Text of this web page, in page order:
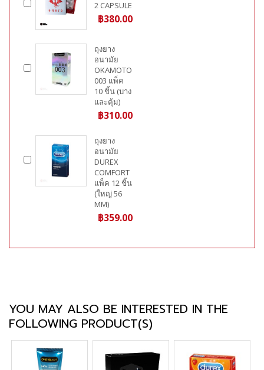
2 CAPSULE
฿380.00
ถุงยาง
อนามัย
OKAMOTO
003 แพ็ค
10 ชิ้น (บาง
และคุ้ม)
฿310.00
ถุงยาง
อนามัย
DUREX
COMFORT
แพ็ค 12 ชิ้น
(ใหญ่ 56
MM)
฿359.00
YOU MAY ALSO BE INTERESTED IN THE
FOLLOWING PRODUCT(S)